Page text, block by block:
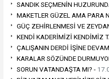
SANDIK SEÇMENİN
MAKETLER GÜZEL AMA PARA
GÜÇ ZEHİRLENMESİ VE
KENDİ KADERİMİZİ KENDİMİZ
ÇALIŞANIN DERDİ İŞİNE
KARALAR SÖZÜNDE
SORUN VATANDAŞTA MI? -